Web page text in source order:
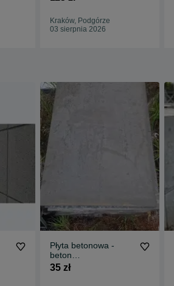
Kraków, Podgórze
03 sierpnia 2026
Płyta betonowa -
beton
architektoniczny
35 zł